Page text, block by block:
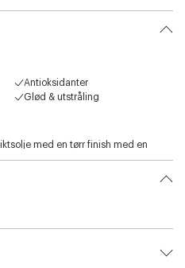
Antioksidanter
Glød & utstråling
med en tørr finish med en
og natt.